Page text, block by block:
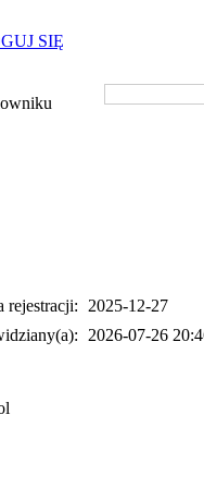
SIĘ
rejestracji:
2025-12-27
2026-07-26